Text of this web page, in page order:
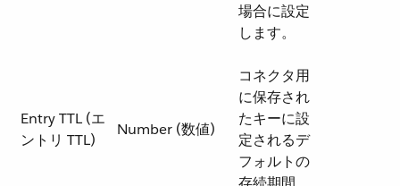
場合に設定
します。
Entry TTL (エ
ントリ TTL)
Number (数値)
コネクタ用
に保存され
たキーに設
定されるデ
フォルトの